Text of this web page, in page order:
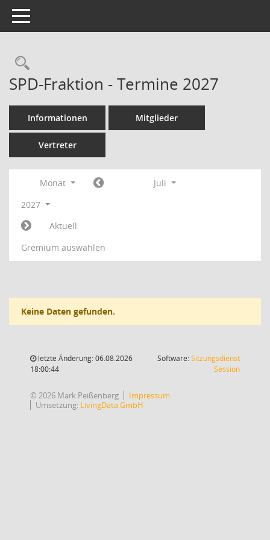
Toggle navigation
Rechercheauswahl
SPD-Fraktion - Termine 2027
Informationen Mitglieder
Vertreter
Monat
Juli
2027
Aktuell
Gremium auswählen
Keine Daten gefunden.
letzte Änderung: 06.08.2026
18:00:44
Software:Sitzungsdienst
Session(Wird in
© 2026 Mark Peißenberg
Impressum
Umsetzung: LivingData GmbH